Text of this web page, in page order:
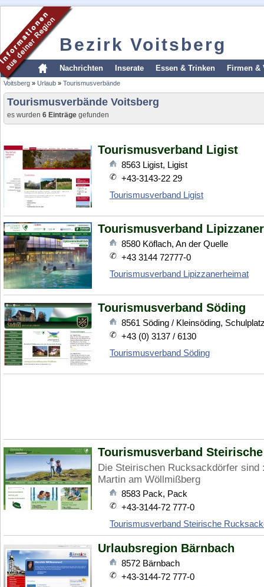
Bezirk Voitsberg
Nachrichten Inserate Essen & Trinken Firmen &
Voitsberg » Urlaub » Tourismusverbände
Tourismusverbände Voitsberg
es wurden 6 Einträge gefunden
Tourismusverband Ligist
8563 Ligist, Ligist
+43-3143-22 29
Tourismusverband Ligist
Tourismusverband
8580 Köflach, An der Quelle
+43 3144 72777-0
Tourismusverband Lipizzanerheimat
Tourismusverband Söding
8561 Söding / Kleinsöding,
+43 (0) 3137 / 6130
Tourismusverband Söding
Tourismusverband
Die Steirischen Rucksackdörfer
Martin am Wöllmißberg
8583 Pack, Pack
+43-3144-72 777-0
Tourismusverband Steirische
Urlaubsregion Bärnbach
8572 Bärnbach
+43-3144-72 777-0